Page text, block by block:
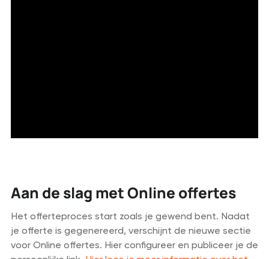
Aan de slag met Online offertes
Het offerteproces start zoals je gewend bent. Nadat
je offerte is gegenereerd, verschijnt de nieuwe sectie
voor Online offertes. Hier configureer en publiceer je de